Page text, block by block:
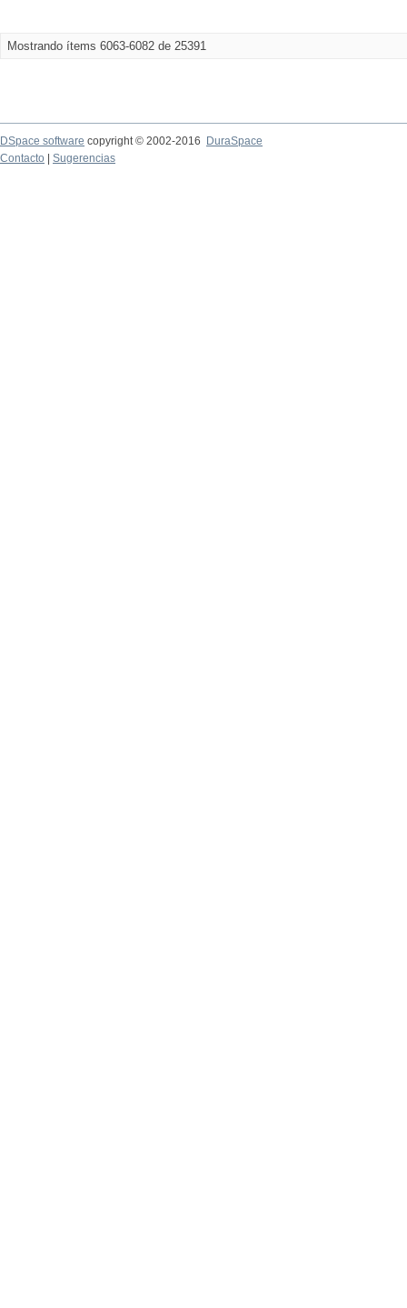
Mostrando ítems 6063-6082 de 25391
DSpace software copyright © 2002-2016
DuraSpace
Contacto
Sugerencias